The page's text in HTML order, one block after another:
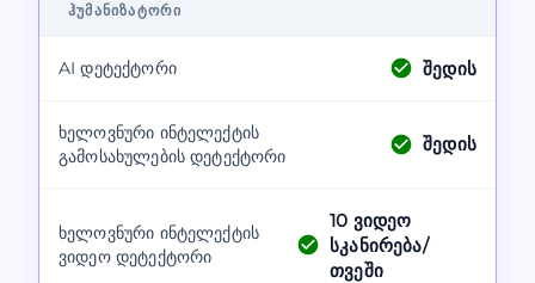
ᲰᲣᲛᲐᲜᲘᲖᲐᲢᲝᲠᲘ
AI დეტექტორი შედის
ხელოვნური ინტელექტის
გამოსახულების დეტექტორი
შედის
ხელოვნური ინტელექტის
ვიდეო დეტექტორი
10 ვიდეო
სკანირება/
თვეში